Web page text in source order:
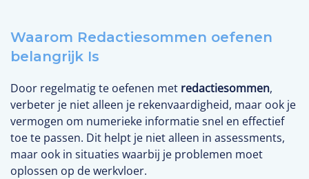
Waarom Redactiesommen oefenen
belangrijk Is
Door regelmatig te oefenen met redactiesommen,
verbeter je niet alleen je rekenvaardigheid, maar ook je
vermogen om numerieke informatie snel en effectief
toe te passen. Dit helpt je niet alleen in assessments,
maar ook in situaties waarbij je problemen moet
oplossen op de werkvloer.